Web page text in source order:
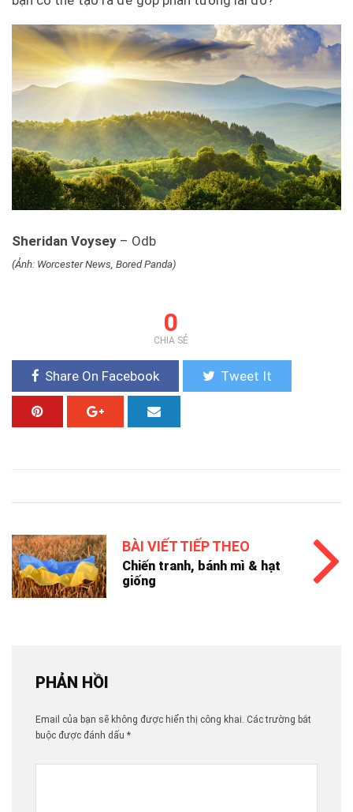
Sheridan Voysey – Odb
(Ảnh: Worcester News, Bored Panda)
0
CHIA SẺ
Share On Facebook Tweet It
BÀI VIẾT TIẾP THEO
Chiến tranh, bánh mì & hạt
giống
PHẢN HỒI
Email của bạn sẽ không được hiển thị công khai. Các trường bắt
buộc được đánh dấu *